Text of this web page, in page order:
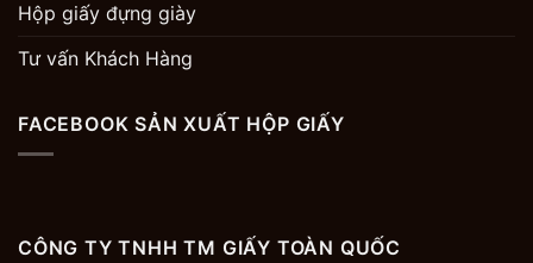
Hộp giấy đựng giày
Tư vấn Khách Hàng
FACEBOOK SẢN XUẤT HỘP GIẤY
CÔNG TY TNHH TM GIẤY TOÀN QUỐC